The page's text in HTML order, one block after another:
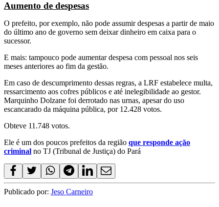
Aumento de despesas
O prefeito, por exemplo, não pode assumir despesas a partir de maio
do último ano de governo sem deixar dinheiro em caixa para o
sucessor.
E mais: tampouco pode aumentar despesa com pessoal nos seis
meses anteriores ao fim da gestão.
Em caso de descumprimento dessas regras, a LRF estabelece multa,
ressarcimento aos cofres públicos e até inelegibilidade ao gestor.
Marquinho Dolzane foi derrotado nas urnas, apesar do uso
escancarado da máquina pública, por 12.428 votos.
Obteve 11.748 votos.
Ele é um dos poucos prefeitos da região que responde ação
criminal no TJ (Tribunal de Justiça) do Pará
Publicado por: Jeso Carneiro